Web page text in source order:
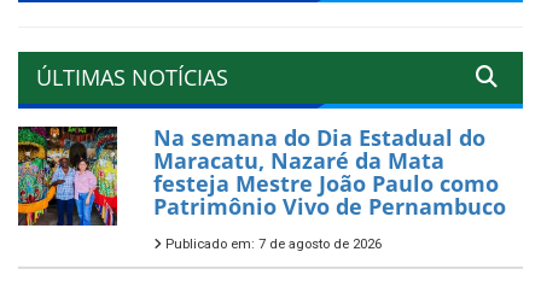
ÚLTIMAS NOTÍCIAS
Na semana do Dia Estadual do
Maracatu, Nazaré da Mata
festeja Mestre João Paulo como
Patrimônio Vivo de Pernambuco
Publicado em: 7 de agosto de 2026